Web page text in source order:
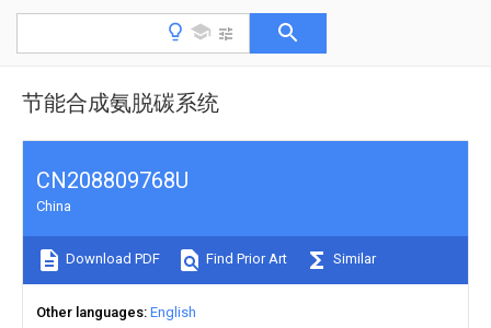
节能合成氨脱碳系统
CN208809768U
China
Download PDF Find Prior Art Similar
Other languages English